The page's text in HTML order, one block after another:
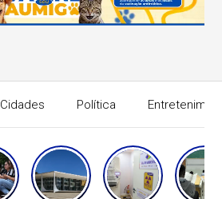
Cidades Política